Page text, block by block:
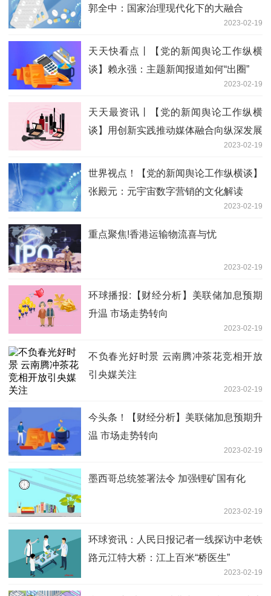
郭全中：国家治理现代化下的大融合
2023-02-19
天天快看点丨【党的新闻舆论工作纵横
谈】赖永强：主题新闻报道如何“出圈”
2023-02-19
天天最资讯丨【党的新闻舆论工作纵横
谈】用创新实践推动媒体融合向纵深发展
2023-02-19
世界视点！【党的新闻舆论工作纵横谈】
张殿元：元宇宙数字营销的文化解读
2023-02-19
重点聚焦!香港运输物流喜与忧
2023-02-19
环球播报:【财经分析】美联储加息预期
升温 市场走势转向
2023-02-19
不负春光好时景 云南腾冲茶花竞相开放
引央媒关注
2023-02-19
今头条！【财经分析】美联储加息预期升
温 市场走势转向
2023-02-19
墨西哥总统签署法令 加强锂矿国有化
2023-02-19
环球资讯：人民日报记者一线探访中老铁
路元江特大桥：江上百米“桥医生”
2023-02-19